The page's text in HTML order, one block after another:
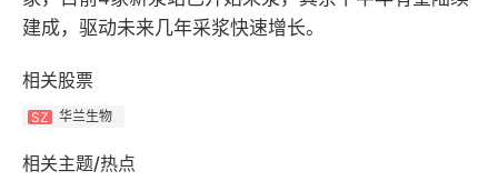
建成，驱动未来几年采浆快速增长。
相关股票
SZ 华兰生物
相关主题/热点